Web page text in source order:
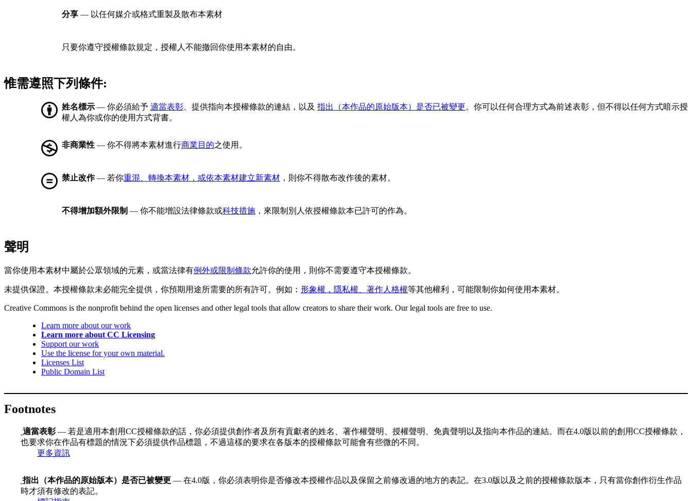
分享 — 以任何媒介或格式重製及散布本素材
只要你遵守授權條款規定，授權人不能撤回你使用本素材的自由。
惟需遵照下列條件:
姓名標示 — 你必須給予 適當表彰 、提供指向本授權條款的連結，以及 指出（本作品的原始版本）是否已被變更。你可以任何合理方式為前述表彰，但不得以任何方式暗示授
權人為你或你的使用方式背書。
非商業性 — 你不得將本素材進行商業目的之使用。
禁止改作— 若你重混、轉換本素材，或依本素材建立新素材 ，則你不得散布改作後的素材。
不得增加額外限制 — 你不能增設法律條款或科技措施 ，來限制別人依授權條款本已許可的作為。
聲明
當你使用本素材中屬於公眾領域的元素，或當法律有例外或限制條款允許你的使用，則你不需要遵守本授權條款。
未提供保證。本授權條款未必能完全提供，你預期用途所需要的所有許可。例如： 形象權，隱私權、著作人格權等其他權利，可能限制你如何使用本素材。
Creative Commons is the nonprofit behind the open licenses and other legal tools that allow creators to share their work. Our legal tools are free to use.
Learn more about our work
Learn more about CC Licensing
Support our work
Use the license for your own material.
Licenses List
Public Domain List
Footnotes
適當表彰— 若是適用本創用CC授權條款的話，你必須提供創作者及所有貢獻者的姓名、著作權聲明、授權聲明、免責聲明以及指向本作品的連結。而在4.0版以前的創用CC授權條款，
也要求你在作品有標題的情況下必須提供作品標題，不過這樣的要求在各版本的授權條款可能會有些微的不同。
更多資訊
指出（本作品的原始版本）是否已被變更 — 在4.0版，你必須表明你是否修改本授權作品以及保留之前修改過的地方的表記。在3.0版以及之前的授權條款版本，只有當你創作衍生作品
時才須有修改的表記。